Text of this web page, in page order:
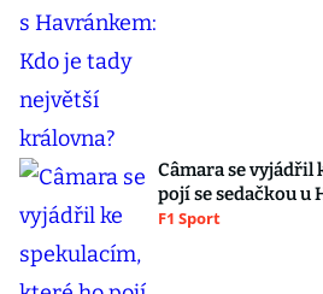
Câmara se vyjádřil
pojí se sedačkou u
F1 Sport